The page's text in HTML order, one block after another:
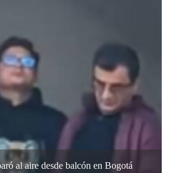
al aire desde balcón en Bogotá